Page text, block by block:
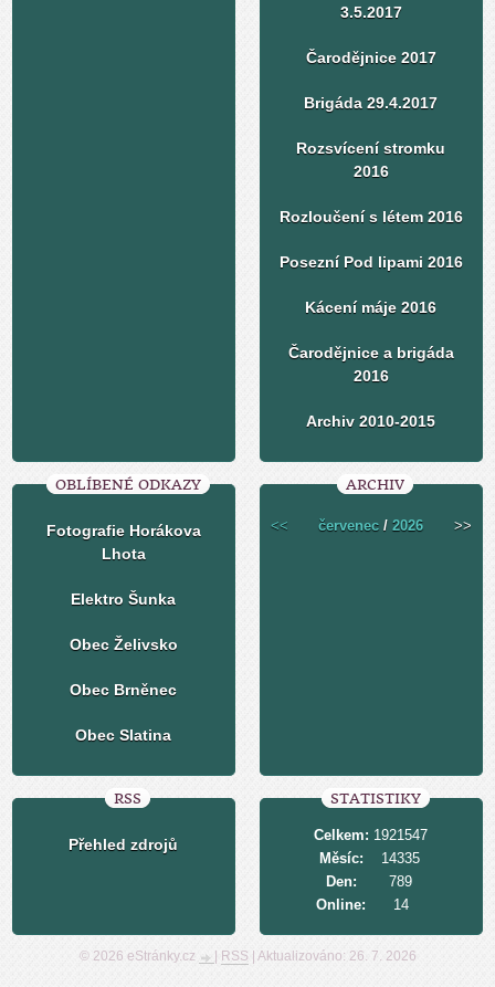
3.5.2017
Čarodějnice 2017
Brigáda 29.4.2017
Rozsvícení stromku
2016
Rozloučení s létem 2016
Posezní Pod lipami 2016
Kácení máje 2016
Čarodějnice a brigáda
2016
Archiv 2010-2015
OBLÍBENÉ ODKAZY
Fotografie Horákova
Lhota
Elektro Šunka
Obec Želivsko
Obec Brněnec
Obec Slatina
ARCHIV
<< červenec /2026 >>
RSS
Přehled zdrojů
STATISTIKY
Online: 14
Celkem: 1921547
Měsíc:
14335
Den:
789
© 2026 eStránky.cz RSS| Aktualizováno: 26. 7. 2026